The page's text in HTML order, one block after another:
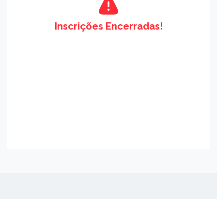
Inscrições Encerradas!